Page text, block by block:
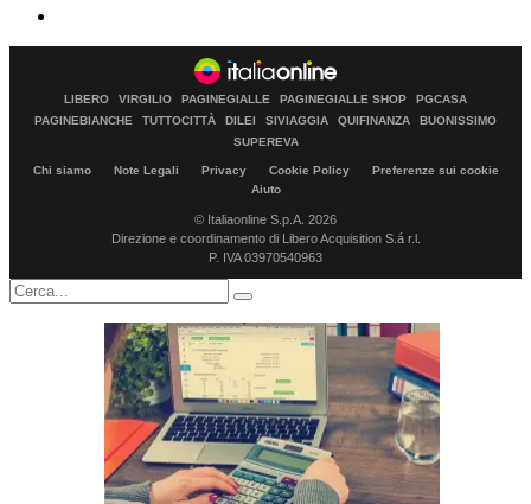
LIBERO VIRGILIO PAGINEGIALLE PAGINEGIALLE SHOP
PGCASA
PAGINEBIANCHE
TUTTOCITTÀ DILEI SIVIAGGIA QUIFINANZA
BUONISSIMO
SUPEREVA
Chi siamo Note Legali Privacy Cookie Policy
Preferenze sui cookie
Aiuto
© Italiaonline S.p.A. 2026
Direzione e coordinamento di Libero Acquisition S.á r.l.
P. IVA 03970540963